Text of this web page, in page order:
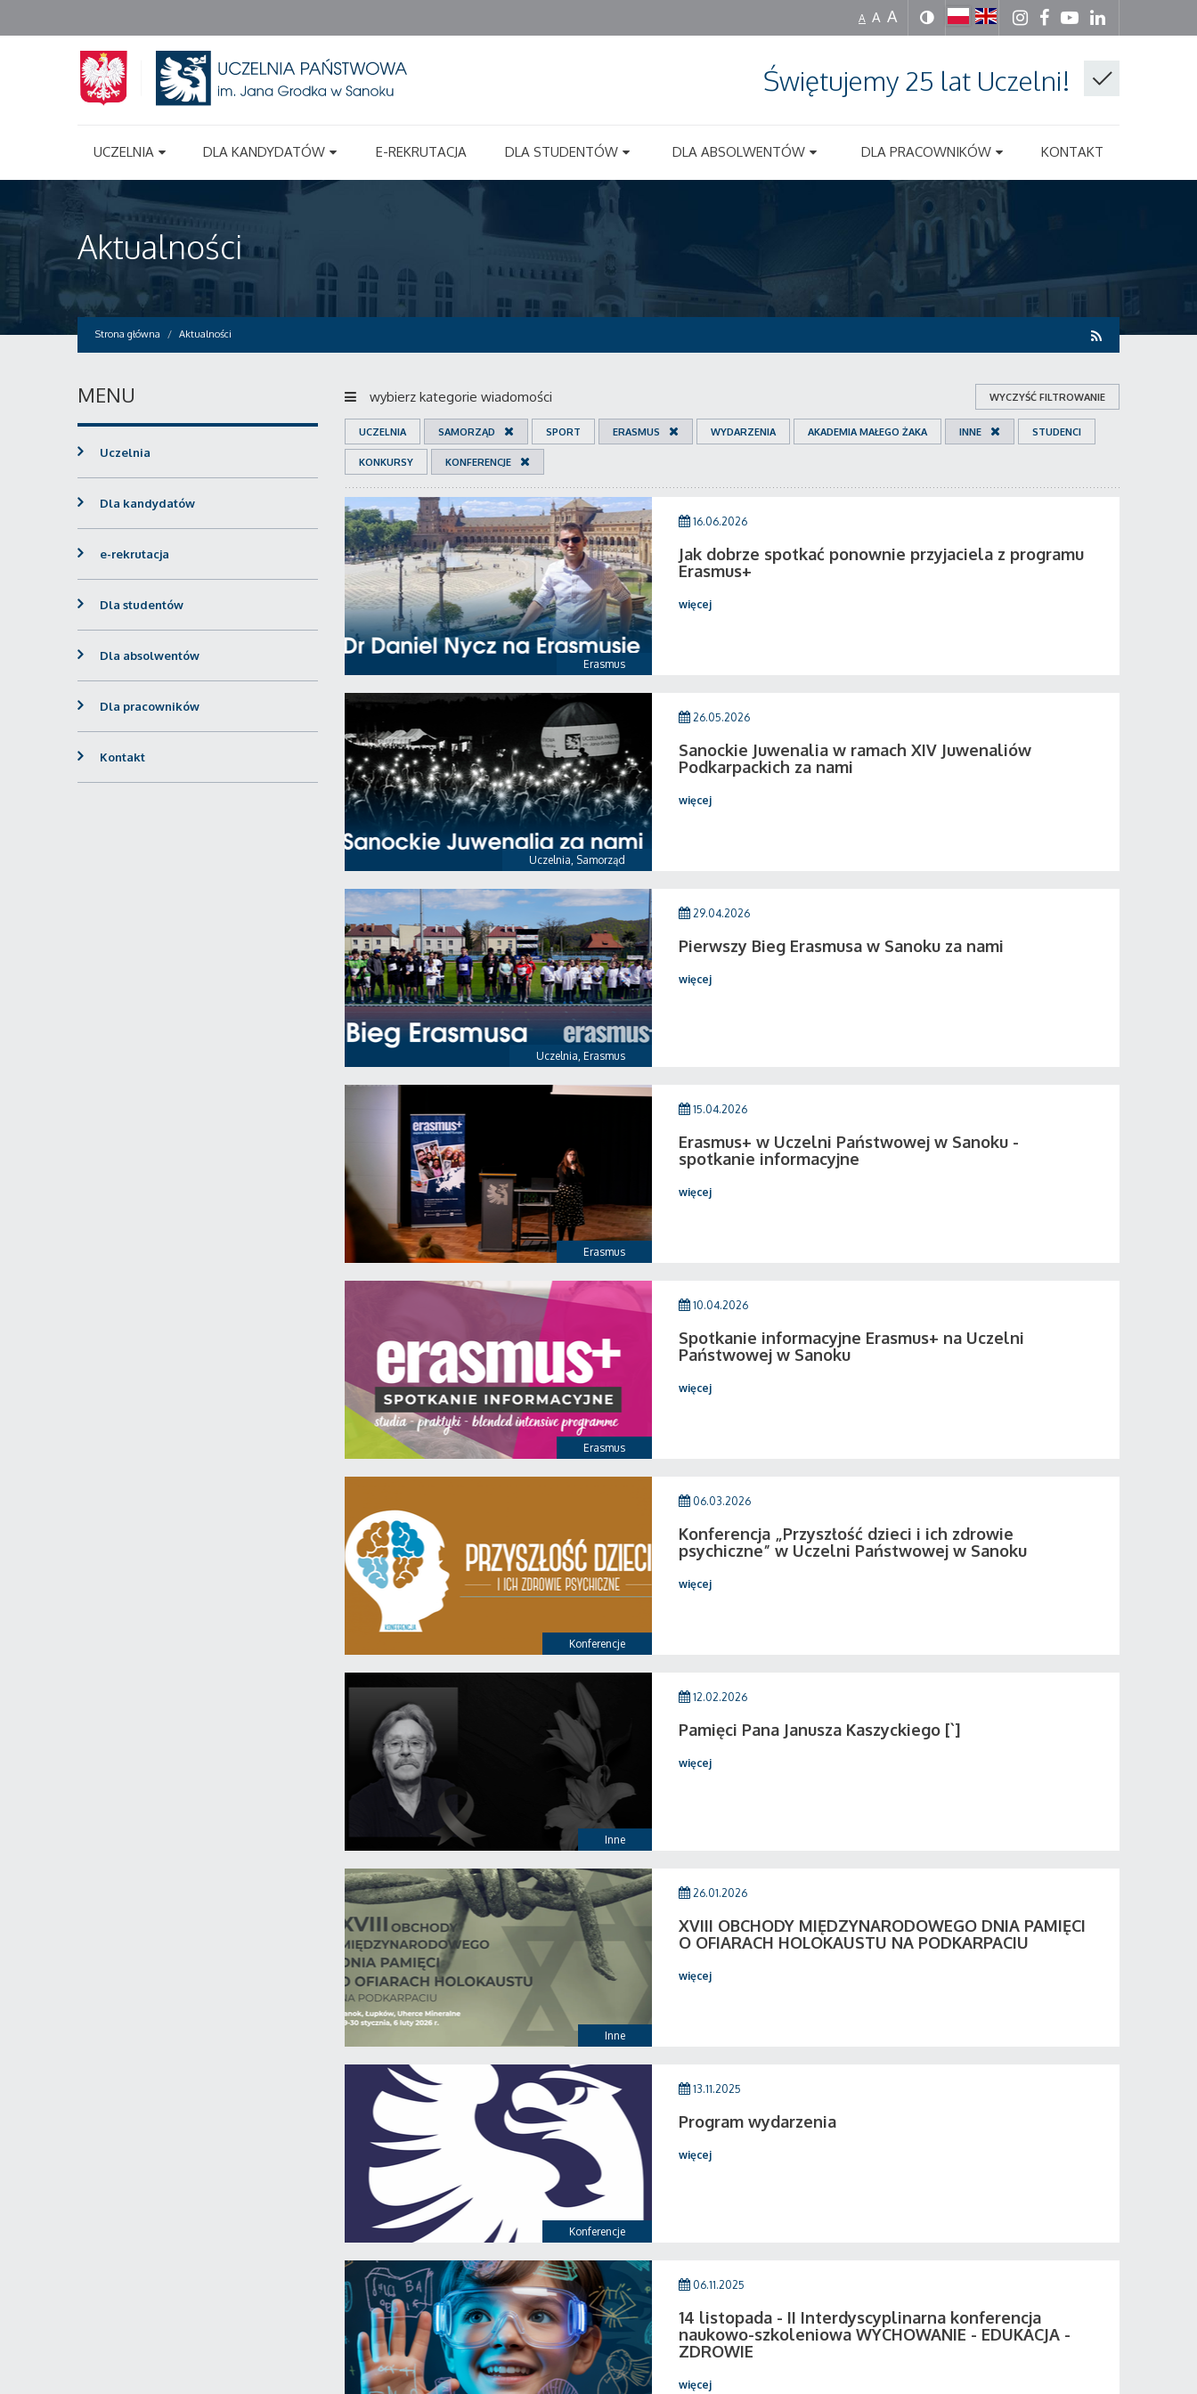
A A A
Świętujemy 25 lat Uczelni!
UCZELNIA DLA KANDYDATÓW E-REKRUTACJA DLA STUDENTÓW DLA ABSOLWENTÓW DLA PRACOWNIKÓW KONTAKT
Aktualności
Strona główna Aktualności
wybierz kategorie wiadomości WYCZYŚĆ FILTROWANIE
UCZELNIA SAMORZĄD SPORT ERASMUS WYDARZENIA AKADEMIA MAŁEGO ŻAKA INNE STUDENCI
KONKURSY KONFERENCJE
Erasmus
16.06.2026
Jak dobrze spotkać ponownie przyjaciela z programu
Erasmus+
więcej
Uczelnia, Samorząd
26.05.2026
Sanockie Juwenalia w ramach XIV Juwenaliów
Podkarpackich za nami
więcej
Uczelnia, Erasmus
29.04.2026
Pierwszy Bieg Erasmusa w Sanoku za nami
więcej
Erasmus
15.04.2026
Erasmus+ w Uczelni Państwowej w Sanoku -
spotkanie informacyjne
więcej
Erasmus
10.04.2026
Spotkanie informacyjne Erasmus+ na Uczelni
Państwowej w Sanoku
więcej
Konferencje
06.03.2026
Konferencja „Przyszłość dzieci i ich zdrowie
psychiczne” w Uczelni Państwowej w Sanoku
więcej
Inne
12.02.2026
Pamięci Pana Janusza Kaszyckiego [`]
więcej
Inne
26.01.2026
XVIII OBCHODY MIĘDZYNARODOWEGO DNIA PAMIĘCI
O OFIARACH HOLOKAUSTU NA PODKARPACIU
więcej
Konferencje
13.11.2025
Program wydarzenia
więcej
06.11.2025
14 listopada - II Interdyscyplinarna konferencja
naukowo-szkoleniowa WYCHOWANIE - EDUKACJA -
ZDROWIE
więcej
MENU
Uczelnia
Dla kandydatów
e-rekrutacja
Dla studentów
Dla absolwentów
Dla pracowników
Kontakt